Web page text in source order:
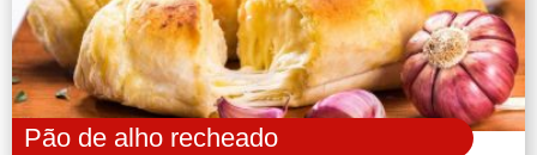
Pão de alho recheado